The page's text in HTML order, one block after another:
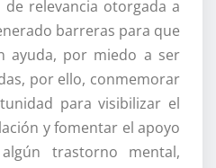
relevancia otorgada a
barreras para que
ayuda, por miedo a ser
por ello, conmemorar
para visibilizar el
y fomentar el apoyo
trastorno mental,